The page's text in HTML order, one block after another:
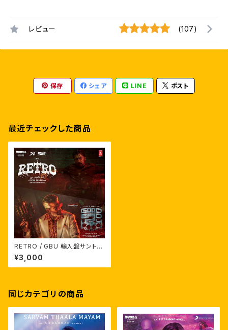
レビュー (107)
保存 シェア LINE ポスト
最近チェックした商品
RETRO / GBU 輸入盤サントラ
CD
¥3,000
同じカテゴリの商品